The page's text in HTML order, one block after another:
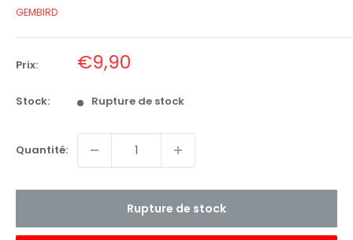
GEMBIRD
Prix: Prix
réduit
€9,90
Stock: Rupture de stock
Quantité:
Rupture de stock